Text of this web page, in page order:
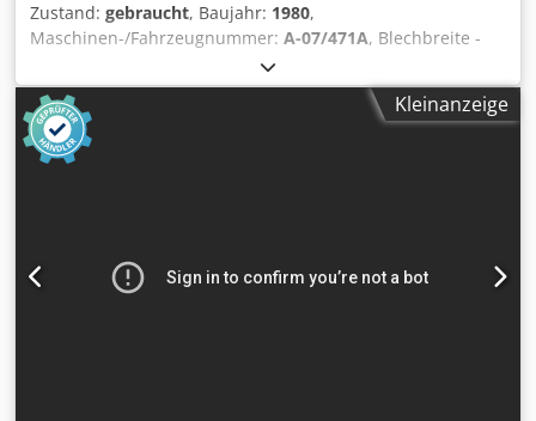
Zustand: gebraucht, Baujahr: 1980,
Maschinen-/Fahrzeugnummer: A-07/471A, Blechbreite -
max.: 130 mm Richtwalzendurchmesser: 40 mm Anzahl
Richtwalzen: 5 Zugwalzen: 2+2 Blechdicke - min.: 0,4 mm
Blechdicke - max.: 3,5 mm Gewicht: 0,4 t Raumbedarf ca.:
0,6x0,65x1,15 m Dodpfx Aiocxxx Rehokr Band-
Richtmaschine mit integriertem stufenlos verstellbaren
Analogdisplay, Verstellung der Richtrollenpositionen über
Handräder, automatische Bandschlaufensteuerung, sehr
Kleinanzeige